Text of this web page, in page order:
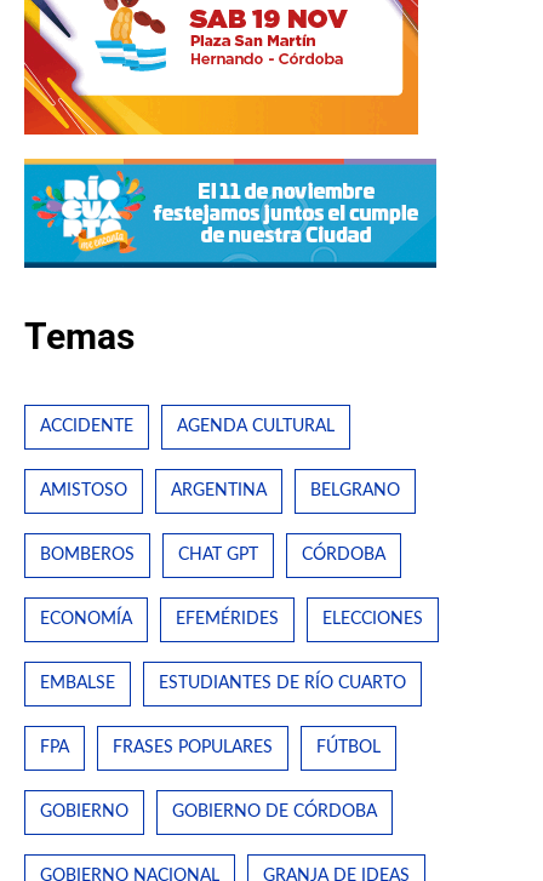
Temas
ACCIDENTE AGENDA CULTURAL
AMISTOSO ARGENTINA BELGRANO
BOMBEROS CHAT GPT CÓRDOBA
ECONOMÍA EFEMÉRIDES ELECCIONES
EMBALSE ESTUDIANTES DE RÍO CUARTO
FPA FRASES POPULARES FÚTBOL
GOBIERNO GOBIERNO DE CÓRDOBA
GOBIERNO NACIONAL GRANJA DE IDEAS